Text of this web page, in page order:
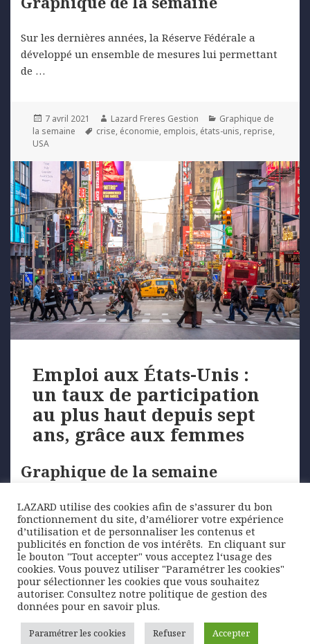
Sur les dernières années, la Réserve Fédérale a
développé un ensemble de mesures lui permettant
de …
Posted
on
7 avril 2021 Author
Lazard Freres Gestion Categories
Graphique de
la semaine
Tags
crise, économie, emplois, états-unis, reprise,
USA
Emploi aux États-Unis :
un taux de participation
au plus haut depuis sept
ans, grâce aux femmes
Graphique de la semaine
L’année 2020 a commencé de bonne manière pour
l’économie américaine avec un chiffre élevé de
créations …
Posted
on
13 février 2020 Author
Lazard Freres Gestion Categories
Graphique
de la semaine
Tags
chômage ,emplois,états-unis,femmes,
participation, Taux
LAZARD utilise des cookies afin de s’assurer du bon
fonctionnement du site, d’améliorer votre expérience
d’utilisation et de personnaliser les contenus et
publicités en fonction de vos intérêts. ​ En cliquant sur
le bouton "Tout accepter" vous acceptez l‘usage des
cookies. Vous pouvez utiliser "Paramétrer les cookies"
pour sélectionner les cookies que vous souhaitez
autoriser. Consultez notre politique de gestion des
données pour en savoir plus.
Paramétrer les cookies Refuser Accepter